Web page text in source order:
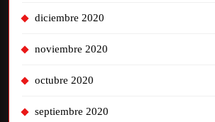
diciembre 2020
noviembre 2020
octubre 2020
septiembre 2020